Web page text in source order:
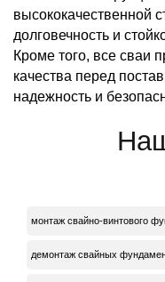
высококачественной
долговечность и
Кроме того, все сваи
качества перед
надежность и
монтаж свайно-винтового
демонтаж свайных